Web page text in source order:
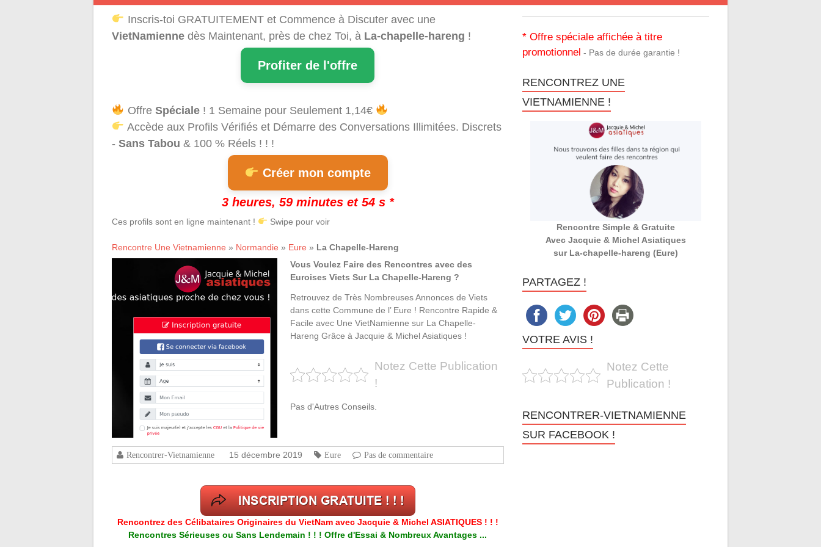
Inscris-toi GRATUITEMENT et Commence à Discuter avec une
VietNamienne dès Maintenant, près de chez Toi, à La-chapelle-hareng !
Profiter de l'offre
Offre Spéciale! 1 Semaine pour Seulement 1,14€
Accède aux Profils Vérifiés et Démarre des Conversations Illimitées. Discrets
- Sans Tabou & 100 % Réels ! ! !
Créer mon compte
3 heures, 59 minutes et 53 s *
Ces profils sont en ligne maintenant ! Swipe pour voir
Rencontre Une Vietnamienne » Normandie » Eure » La Chapelle-Hareng
Vous Voulez Faire des Rencontres avec des
Euroises Viets Sur La Chapelle-Hareng ?
Retrouvez de Très Nombreuses Annonces de Viets
dans cette Commune de l’ Eure ! Rencontre Rapide &
Facile avec Une VietNamienne sur La Chapelle-
Hareng Grâce à Jacquie & Michel Asiatiques !
Notez Cette Publication
!
Pas d'Autres Conseils.
Rencontrer-Vietnamienne 15 décembre 2019 Eure Pas de commentaire
Rencontrez des Célibataires Originaires du VietNam avec Jacquie & Michel ASIATIQUES ! ! !
Rencontres Sérieuses ou Sans Lendemain ! ! ! Offre d'Essai & Nombreux Avantages ...
* Offre spéciale affichée à titre
promotionnel - Pas de durée garantie !
RENCONTREZ UNE
VIETNAMIENNE !
Rencontre Simple & Gratuite
Avec Jacquie & Michel Asiatiques
sur La-chapelle-hareng (Eure)
PARTAGEZ !
VOTRE AVIS !
Notez Cette
Publication !
RENCONTRER-VIETNAMIENNE
SUR FACEBOOK !